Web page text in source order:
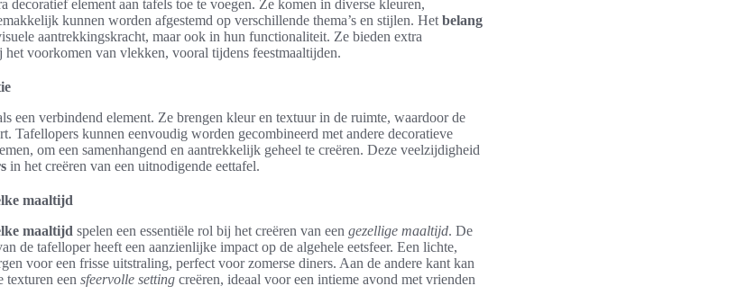
decoratief element aan tafels toe te voegen. Ze komen in diverse kleuren,
kunnen worden afgestemd op verschillende thema’s en stijlen. Het belang
aantrekkingskracht, maar ook in hun functionaliteit. Ze bieden extra
voorkomen van vlekken, vooral tijdens feestmaaltijden.
een verbindend element. Ze brengen kleur en textuur in de ruimte, waardoor de
Tafellopers kunnen eenvoudig worden gecombineerd met andere decoratieve
om een samenhangend en aantrekkelijk geheel te creëren. Deze veelzijdigheid
in het creëren van een uitnodigende eettafel.
maaltijd
maaltijd spelen een essentiële rol bij het creëren van een gezellige maaltijd. De
de tafelloper heeft een aanzienlijke impact op de algehele eetsfeer. Een lichte,
voor een frisse uitstraling, perfect voor zomerse diners. Aan de andere kant kan
texturen een sfeervolle setting creëren, ideaal voor een intieme avond met vrienden